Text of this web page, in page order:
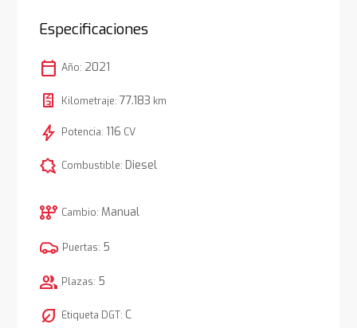
Especificaciones
calendar_today Año: 2021
Kilometraje: 77.183 km
bolt Potencia: 116 CV
comic_bubble Combustible: Diesel
auto_transmission Cambio: Manual
Puertas: 5
group Plazas: 5
nest_eco_leaf Etiqueta DGT: C